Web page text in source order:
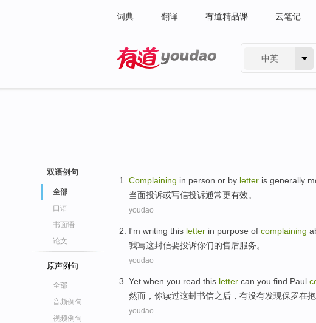
词典 翻译 有道精品课 云笔记
中英
双语例句
全部
口语
书面语
论文
原声例句
全部
音频例句
视频例句
Complaining in person or by letter is generally
当面投诉或写信投诉通常更有效。
youdao
I'm writing this letter in purpose of complaining
我写这封信要投诉你们的售后服务。
youdao
Yet when you read this letter can you find Paul
然而 ， 你读过这封书信之后 ， 有没有发现保罗在
youdao